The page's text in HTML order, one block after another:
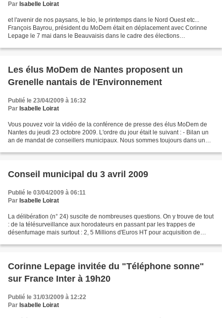
Par Isabelle Loirat
et l'avenir de nos paysans, le bio, le printemps dans le Nord Ouest etc...
François Bayrou, président du MoDem était en déplacement avec Corinne
Lepage le 7 mai dans le Beauvaisis dans le cadre des élections
Les élus MoDem de Nantes proposent un
Grenelle nantais de l'Environnement
Publié le 23/04/2009 à 16:32
Par Isabelle Loirat
Vous pouvez voir la vidéo de la conférence de presse des élus MoDem de
Nantes du jeudi 23 octobre 2009. L'ordre du jour était le suivant : - Bilan un
an de mandat de conseillers municipaux. Nous sommes toujours dans un
Conseil municipal du 3 avril 2009
Publié le 03/04/2009 à 06:11
Par Isabelle Loirat
La délibération (n° 24) suscite de nombreuses questions. On y trouve de tout
: de la télésurveillance aux horodateurs en passant par les trappes de
désenfumage mais surtout : 2, 5 Millions d'Euros HT pour acquisition de
Corinne Lepage invitée du "Téléphone sonne"
sur France Inter à 19h20
Publié le 31/03/2009 à 12:22
Par Isabelle Loirat